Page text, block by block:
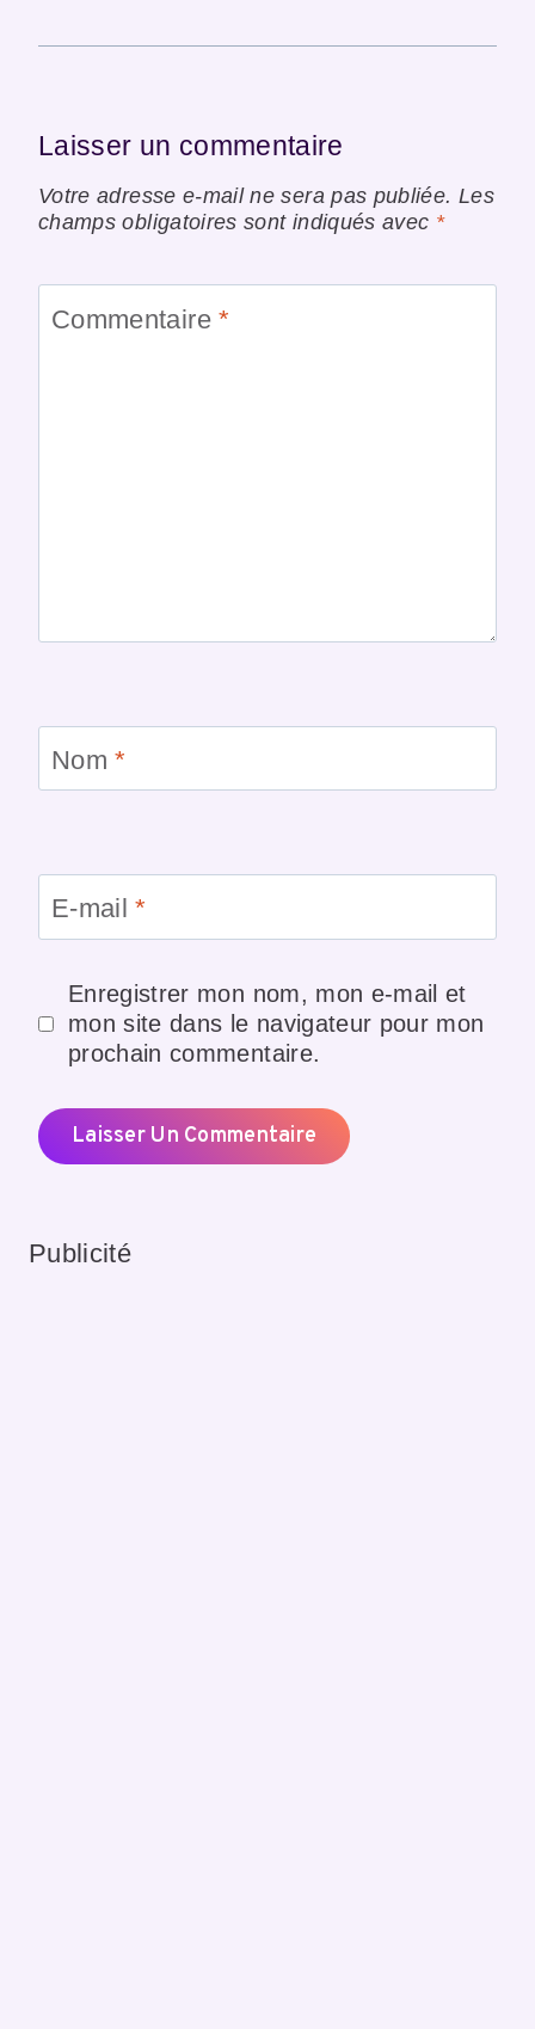
Laisser un commentaire
Votre adresse e-mail ne sera pas publiée. Les
champs obligatoires sont indiqués avec *
Commentaire*
Nom*
E-mail*
Enregistrer mon nom, mon e-mail et
mon site dans le navigateur pour mon
prochain commentaire.
Publicité